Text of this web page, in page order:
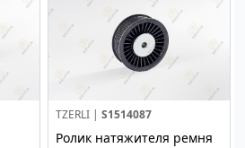
TZERLI | S1514087
Ролик натяжителя ремня